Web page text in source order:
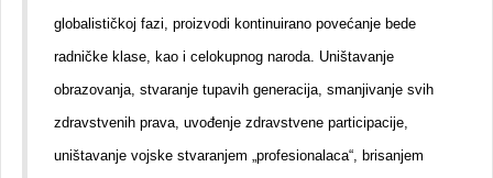
globalističkoj fazi, proizvodi kontinuirano povećanje bede
radničke klase, kao i celokupnog naroda. Uništavanje
obrazovanja, stvaranje tupavih generacija, smanjivanje svih
zdravstvenih prava, uvođenje zdravstvene participacije,
uništavanje vojske stvaranjem „profesionalaca“, brisanjem